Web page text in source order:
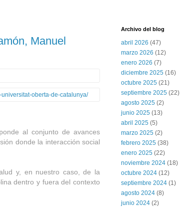
Manuel
oberta-de-catalunya/
al conjunto de avances
donde la interacción social
y, en nuestro caso, de la
dentro y fuera del contexto
Archivo del blog
abril 2026 (47)
marzo 2026 (12)
enero 2026 (7)
diciembre 2025 (16)
octubre 2025 (21)
septiembre 2025 (22)
agosto 2025 (2)
junio 2025 (13)
abril 2025 (5)
marzo 2025 (2)
febrero 2025 (38)
enero 2025 (22)
noviembre 2024 (18)
octubre 2024 (12)
septiembre 2024 (1)
agosto 2024 (8)
junio 2024 (2)